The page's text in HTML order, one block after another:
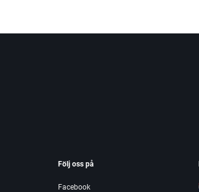
Följ oss på
Facebook